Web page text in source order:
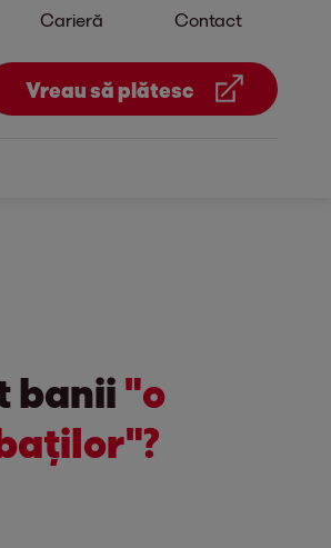
Carieră Contact
Vreau să plătesc
banii "o